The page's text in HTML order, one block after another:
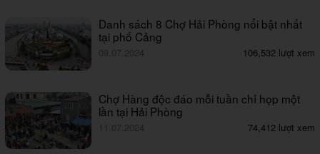
Danh sách 8 Chợ Hải Phòng nổi bật nhất
tại phố Cảng
09.07.2024 106,532 lượt xem
Chợ Hàng độc đáo mỗi tuần chỉ họp một
lần tại Hải Phòng
11.07.2024 74,412 lượt xem